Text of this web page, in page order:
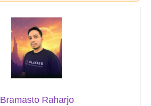
Bramasto Raharjo